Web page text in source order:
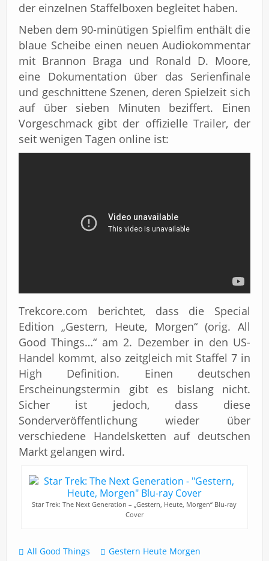
der einzelnen Staffelboxen begleitet haben.
Neben dem 90-minütigen Spielfim enthält die
blaue Scheibe einen neuen Audiokommentar
mit Brannon Braga und Ronald D. Moore,
eine Dokumentation über das Serienfinale
und geschnittene Szenen, deren Spielzeit sich
auf über sieben Minuten beziffert. Einen
Vorgeschmack gibt der offizielle Trailer, der
seit wenigen Tagen online ist:
Trekcore.com berichtet, dass die Special
Edition „Gestern, Heute, Morgen“ (orig. All
Good Things…“ am 2. Dezember in den US-
Handel kommt, also zeitgleich mit Staffel 7 in
High Definition. Einen deutschen
Erscheinungstermin gibt es bislang nicht.
Sicher ist jedoch, dass diese
Sonderveröffentlichung wieder über
verschiedene Handelsketten auf deutschen
Markt gelangen wird.
Star Trek: The Next Generation – „Gestern, Heute, Morgen“ Blu-ray
Cover
All Good Things
Gestern Heute Morgen